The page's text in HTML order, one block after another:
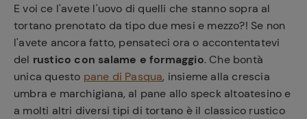
E voi ce l'avete l'uovo di quelli che stanno sopra al
tortano prenotato da tipo due mesi e mezzo?! Se non
l'avete ancora fatto, pensateci ora o accontentatevi
del rustico con salame e formaggio. Che bontà
unica questo pane di Pasqua, insieme alla crescia
umbra e marchigiana, al pane allo speck altoatesino e
a molti altri diversi tipi di tortano è il classico rustico